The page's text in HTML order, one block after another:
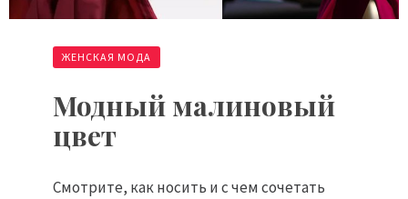
ЖЕНСКАЯ МОДА
Модный малиновый
цвет
Смотрите, как носить и с чем сочетать